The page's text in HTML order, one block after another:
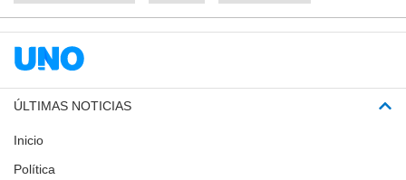
ÚLTIMAS NOTICIAS
Inicio
Política